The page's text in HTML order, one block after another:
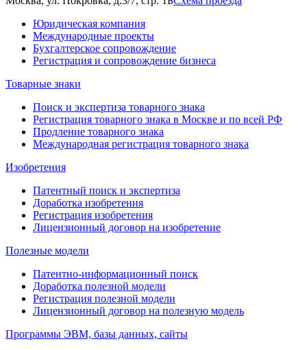
Юридическая компания
Международные проекты
Бухгалтерское сопровождение
Регистрация и сопровождение бизнеса
Товарные знаки
Поиск и экспертиза товарного знака
Регистрация товарного знака в Москве и по всей РФ
Продление товарного знака
Международная регистрация товарного знака
Изобретения
Патентный поиск и экспертиза
Доработка изобретения
Регистрация изобретения
Лицензионный договор на изобретение
Полезные модели
Патентно-информационный поиск
Доработка полезной модели
Регистрация полезной модели
Лицензионный договор на полезную модель
Программы ЭВМ, базы данных, сайты